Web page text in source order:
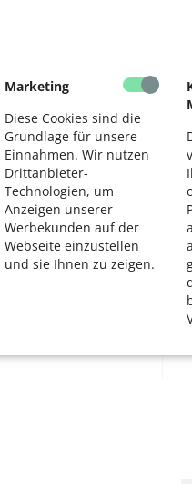
Marketing
Diese Cookies sind die
Grundlage für unsere
Einnahmen. Wir nutzen
Drittanbieter-
Technologien, um
Anzeigen unserer
Werbekunden auf der
Webseite einzustellen
und sie Ihnen zu zeigen.